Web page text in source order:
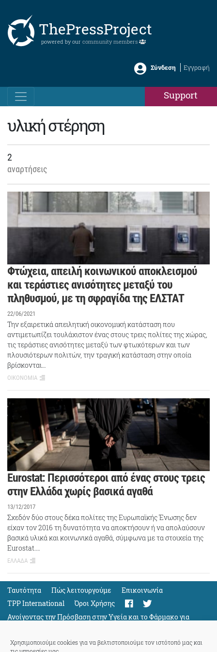
Χρησιμοποιούμε cookies για να βελτιστοποιούμε τον ιστότοπό μας και
ThePressProject
powered by our community members
Σύνδεση Εγγραφή
Support
υλική στέρηση
2
αναρτήσεις
Φτώχεια, απειλή κοινωνικού αποκλεισμού
και τεράστιες ανισότητες μεταξύ του
πληθυσμού, με τη σφραγίδα της ΕΛΣΤΑΤ
22/06/2021
Την εξαιρετικά απειλητική οικονομική κατάσταση που
αντιμετωπίζει τουλάχιστον ένας στους τρεις πολίτες της χώρας,
τις τεράστιες ανισότητες μεταξύ των φτωχότερων και των
πλουσιότερων πολιτών, την τραγική κατάσταση στην οποία
βρίσκονται…
ΟΙΚΟΝΟΜΙΑ
Eurostat: Περισσότεροι από ένας στους τρεις
στην Ελλάδα χωρίς βασικά αγαθά
13/12/2017
Σχεδόν δύο στους δέκα πολίτες της Ευρωπαϊκής Ένωσης δεν
είχαν τον 2016 τη δυνατότητα να αποκτήσουν ή να απολαύσουν
βασικά υλικά και κοινωνικά αγαθά, σύμφωνα με τα στοιχεία της
Eurostat.…
ΕΛΛΑΔΑ
Ταυτότητα Πώς λειτουργούμε
Eπικοινωνία
TPP International
Όροι Χρήσης
Ανοίγοντας την Πρόσβαση στην Υγεία και το Φάρμακο για
Όλους
Support